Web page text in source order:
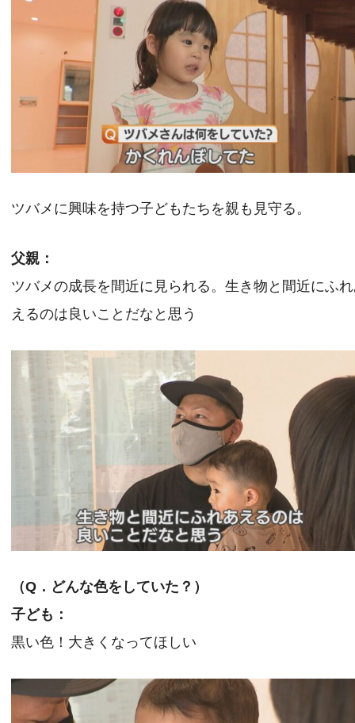
ツバメに興味を持つ子どもたちを親も見守る。
父親：
ツバメの成長を間近に見られる。生き物と間近にふ
えるのは良いことだなと思う
（Q．どんな色をしていた？）
子ども：
黒い色！大きくなってほしい